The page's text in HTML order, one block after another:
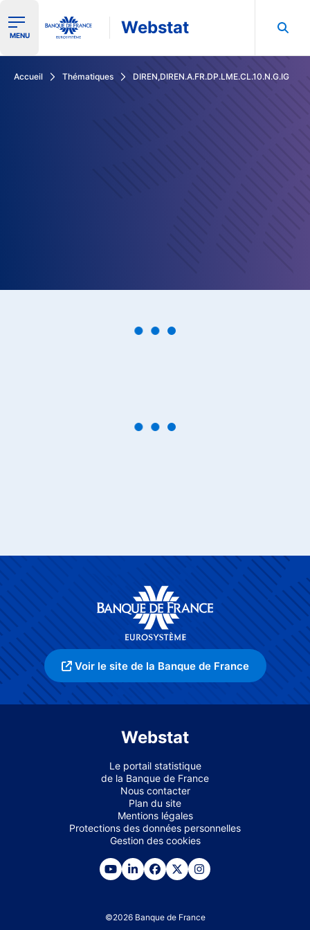
Ouvrir le menu de navigation
MENU Webstat
Accueil Thématiques DIREN,DIREN.A.FR.DP.LME.CL.10.N.G.IG
Voir le site de la Banque de France
Webstat
Le portail statistique
de la Banque de France
Nous contacter
Plan du site
Mentions légales
Protections des données personnelles
Gestion des cookies
©2026 Banque de France